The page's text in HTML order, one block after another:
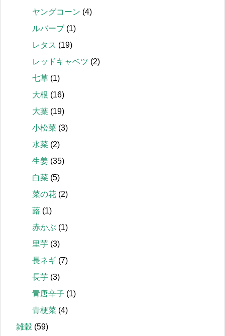
ヤングコーン (4)
ルバーブ (1)
レタス (19)
レッドキャベツ (2)
七草 (1)
大根 (16)
大葉 (19)
小松菜 (3)
水菜 (2)
生姜 (35)
白菜 (5)
菜の花 (2)
蕗 (1)
赤かぶ (1)
里芋 (3)
長ネギ (7)
長芋 (3)
青唐辛子 (1)
青梗菜 (4)
雑穀 (59)